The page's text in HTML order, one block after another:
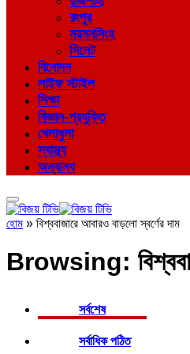
রংপুর
ময়মনসিংহ
সিলেট
বিনোদন
লাইফ স্টাইল
শিক্ষা
বিজ্ঞান-প্রযুক্তি
খেলাধুলা
স্বাস্থ্য
অন্যান্য
হোম » বিশ্ববাজারে আবারও বাড়লো স্বর্ণের দাম
Browsing:
সর্বশেষ
সর্বাধিক পঠিত